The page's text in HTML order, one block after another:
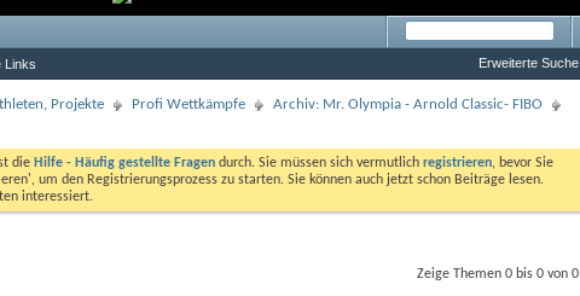
Links Erweiterte Suche
Projekte Profi Wettkämpfe
Archiv: Mr. Olympia - Arnold Classic- FIBO
die Hilfe - Häufig gestellte Fragen durch. Sie müssen sich vermutlich registrieren, bevor Sie
um den Registrierungsprozess zu starten. Sie können auch jetzt schon Beiträge lesen.
interessiert.
Zeige Themen 0 bis 0 von 0